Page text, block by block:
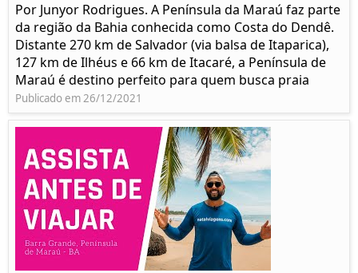
Por Junyor Rodrigues. A Península da Maraú faz parte
da região da Bahia conhecida como Costa do Dendê.
Distante 270 km de Salvador (via balsa de Itaparica),
127 km de Ilhéus e 66 km de Itacaré, a Península de
Maraú é destino perfeito para quem busca praia
Publicado em 26/12/2021